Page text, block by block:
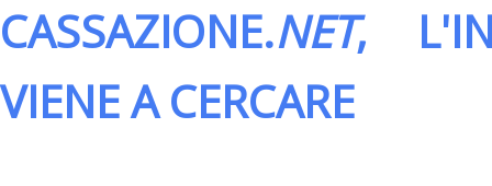
CASSAZIONE.NET,
VIENE A CERCARE